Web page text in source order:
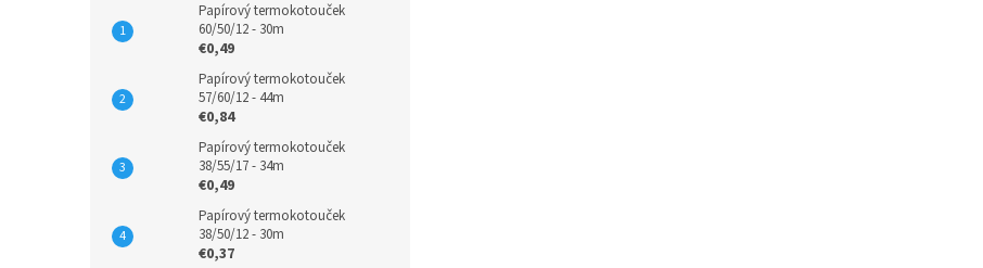
Papírový termokotouček
60/50/12 - 30m
€0,49
Papírový termokotouček
57/60/12 - 44m
€0,84
Papírový termokotouček
38/55/17 - 34m
€0,49
Papírový termokotouček
38/50/12 - 30m
€0,37